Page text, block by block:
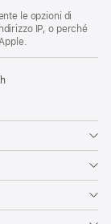
le opzioni di
IP, o perché